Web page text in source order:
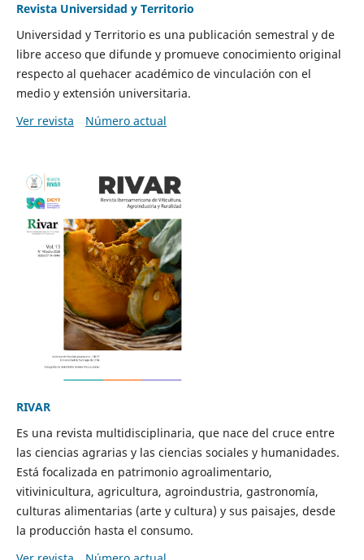
Revista Universidad y Territorio
Universidad y Territorio es una publicación semestral y de
libre acceso que difunde y promueve conocimiento original
respecto al quehacer académico de vinculación con el
medio y extensión universitaria.
Ver revista
Número actual
RIVAR
Es una revista multidisciplinaria, que nace del cruce entre
las ciencias agrarias y las ciencias sociales y humanidades.
Está focalizada en patrimonio agroalimentario,
vitivinicultura, agricultura, agroindustria, gastronomía,
culturas alimentarias (arte y cultura) y sus paisajes, desde
la producción hasta el consumo.